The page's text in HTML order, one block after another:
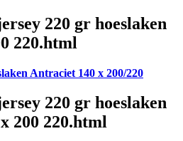
220 gr hoeslaken
220.html
Antraciet 140 x 200/220
220 gr hoeslaken
200 220.html